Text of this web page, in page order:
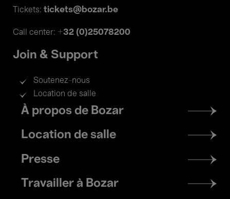
Tickets: tickets@bozar.be
Call center: +32 (0)25078200
Join & Support
Soutenez-nous
Location de salle
Footer
menu
À propos de Bozar
Location de salle
Presse
Travailler à Bozar